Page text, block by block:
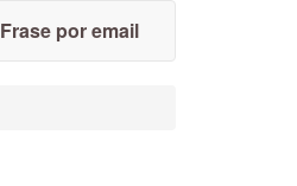
Frase por email